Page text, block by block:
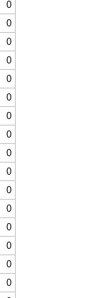
0
0
0
0
0
0
0
0
0
0
0
0
0
0
0
0